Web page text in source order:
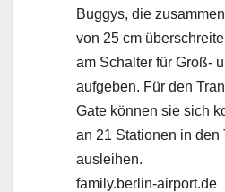
Bug­gys, die
von 25 cm
am Schal­ter für Groß-
aufgeben. Für den
Gate kön­nen sie sich
an 21 Sta­tio­nen in den
auslei­hen.
family.berlin-airport.de